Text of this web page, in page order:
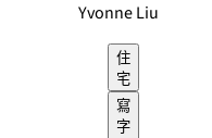
Yvonne Liu
住
宅
寫
字